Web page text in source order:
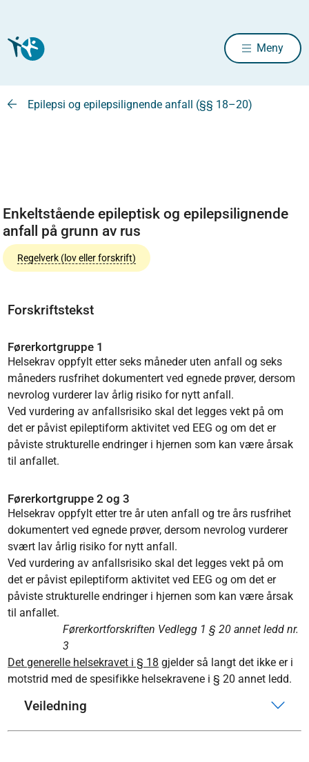
Meny
Epilepsi og epilepsilignende anfall (§§ 18–20)
Enkeltstående epileptisk og epilepsilignende
anfall på grunn av rus
Regelverk (lov eller forskrift)
Forskriftstekst
Førerkortgruppe 1
Helsekrav oppfylt etter seks måneder uten anfall og seks
måneders rusfrihet dokumentert ved egnede prøver, dersom
nevrolog vurderer lav årlig risiko for nytt anfall.
Ved vurdering av anfallsrisiko skal det legges vekt på om
det er påvist epileptiform aktivitet ved EEG og om det er
påviste strukturelle endringer i hjernen som kan være årsak
til anfallet.
Førerkortgruppe 2 og 3
Helsekrav oppfylt etter tre år uten anfall og tre års rusfrihet
dokumentert ved egnede prøver, dersom nevrolog vurderer
svært lav årlig risiko for nytt anfall.
Ved vurdering av anfallsrisiko skal det legges vekt på om
det er påvist epileptiform aktivitet ved EEG og om det er
påviste strukturelle endringer i hjernen som kan være årsak
til anfallet.
Førerkortforskriften Vedlegg 1 § 20 annet ledd nr.
3
Det generelle helsekravet i § 18 gjelder så langt det ikke er i
motstrid med de spesifikke helsekravene i § 20 annet ledd.​​​​​​​
Veiledning